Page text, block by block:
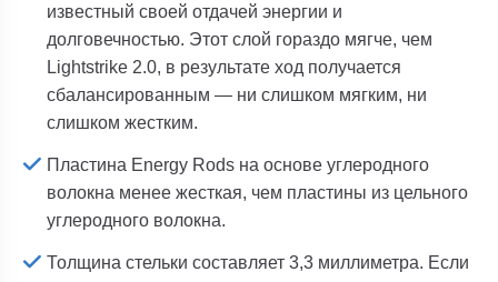
известный своей отдачей энергии и
долговечностью. Этот слой гораздо мягче, чем
Lightstrike 2.0, в результате ход получается
сбалансированным — ни слишком мягким, ни
слишком жестким.
Пластина Energy Rods на основе углеродного
волокна менее жесткая, чем пластины из цельного
углеродного волокна.
Толщина стельки составляет 3,3 миллиметра. Если